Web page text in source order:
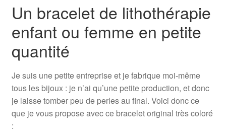
Un bracelet de lithothérapie
enfant ou femme en petite
quantité
Je suis une petite entreprise et je fabrique moi-même
tous les bijoux : je n’ai qu’une petite production, et donc
je laisse tomber peu de perles au final. Voici donc ce
que je vous propose avec ce bracelet original très coloré
: